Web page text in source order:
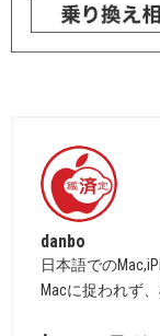
danbo
日本語での
Macに捉われず